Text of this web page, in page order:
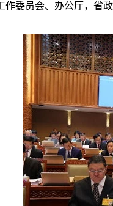
作委员会、办公厅，省